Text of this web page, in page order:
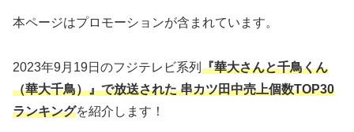
本ページはプロモーションが含まれています。
2023年9月19日のフジテレビ系列 『華大さんと千鳥くん
（華大千鳥）』で放送された 串カツ田中売上個数TOP30
ランキングを紹介します！